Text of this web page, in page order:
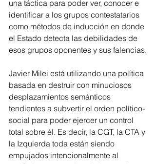
una táctica para poder ver, conocer e
identificar a los grupos contestatarios
como métodos de inducción en donde
el Estado detecta las debilidades de
esos grupos oponentes y sus falencias.
Javier Milei está utilizando una política
basada en destruir con minuciosos
desplazamientos semánticos
tendientes a subvertir el orden político-
social para poder ejercer un control
total sobre él. Es decir, la CGT, la CTA y
la Izquierda toda están siendo
empujados intencionalmente al